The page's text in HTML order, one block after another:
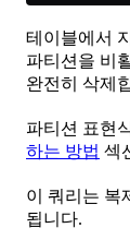
테이블에서
파티션을 비
완전히 삭제
파티션 표현
하는 방법 섹
이 쿼리는 복
됩니다.